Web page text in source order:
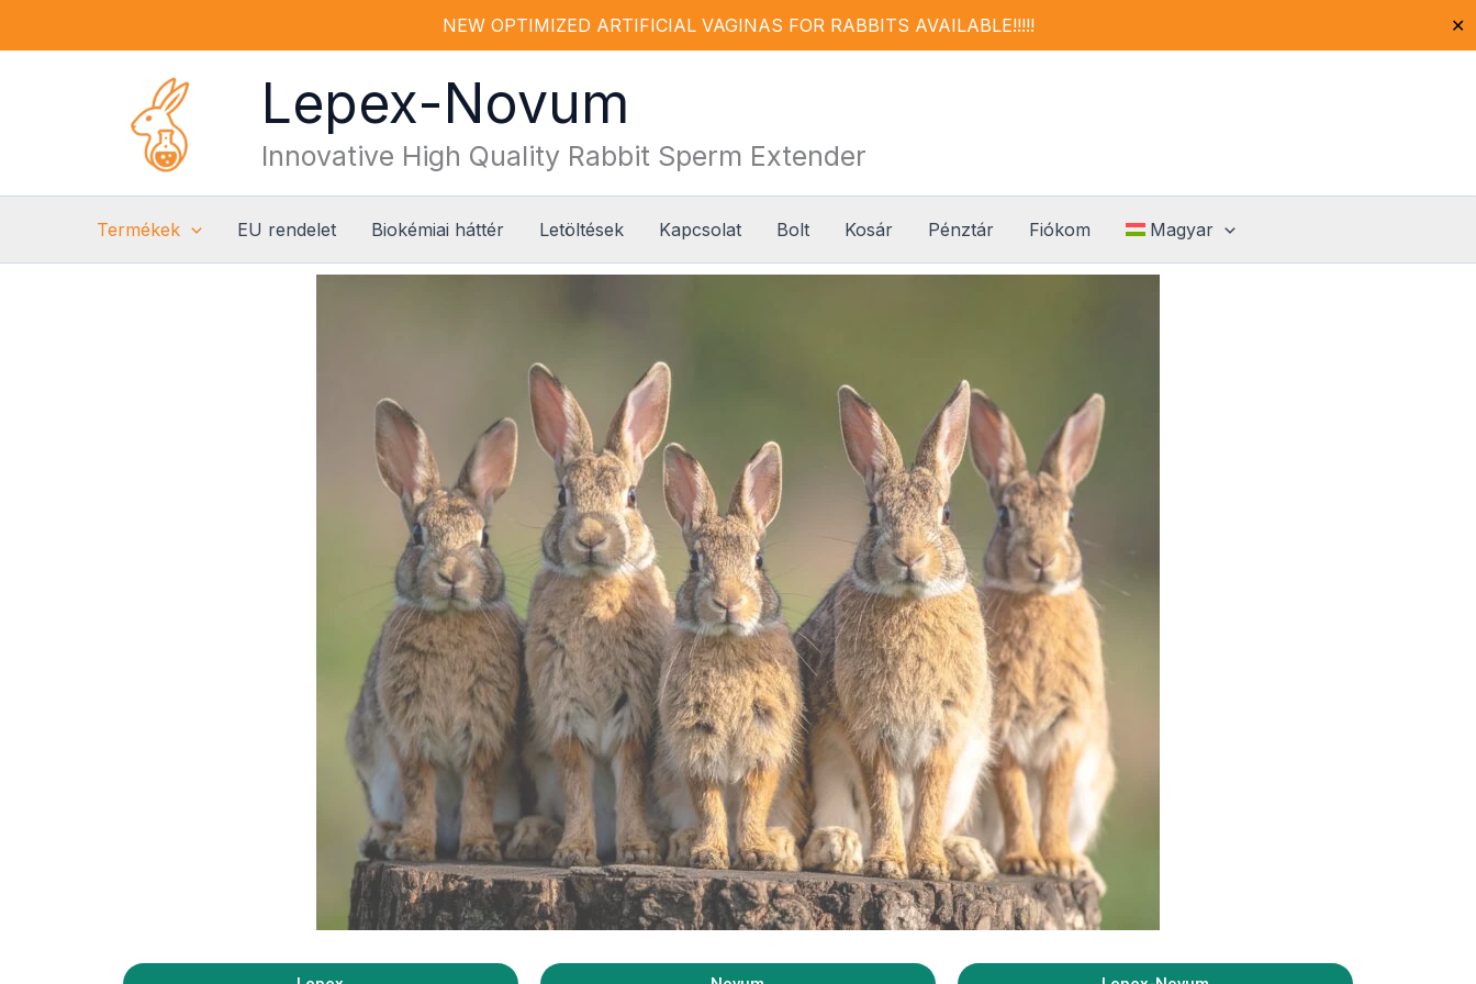
NEW OPTIMIZED ARTIFICIAL VAGINAS FOR RABBITS AVAILABLE!!!!! ✕
Lepex-Novum
Innovative High Quality Rabbit Sperm Extender
Termékek EU rendelet Biokémiai háttér Letöltések Kapcsolat Bolt Kosár Pénztár Fiókom Magyar